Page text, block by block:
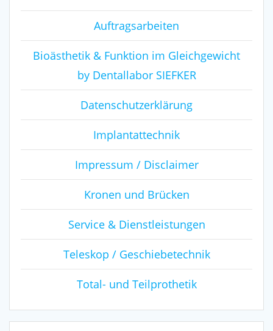
Auftragsarbeiten
Bioästhetik & Funktion im Gleichgewicht
by Dentallabor SIEFKER
Datenschutzerklärung
Implantattechnik
Impressum / Disclaimer
Kronen und Brücken
Service & Dienstleistungen
Teleskop / Geschiebetechnik
Total- und Teilprothetik